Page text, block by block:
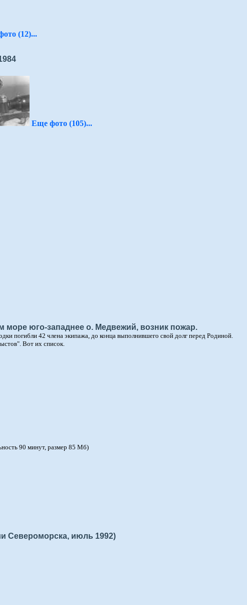
(12)...
Еще фото (105)...
море юго-западнее о. Медвежий, возник пожар.
погибли 42 члена экипажа, до конца выполнившего свой долг перед Родиной.
Вот их список.
90 минут, размер 85 Мб)
Североморска, июль 1992)